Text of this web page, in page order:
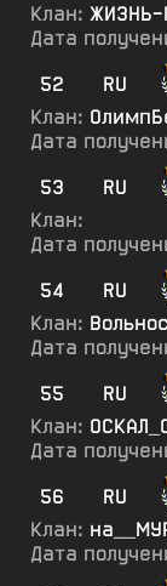
Клан: ЖИЗНЬ-
Дата
52
RU
Клан:
Дата
53
RU
Клан:
Дата
54
RU
Клан:
Дата
55
RU
Клан:
Дата
56
RU
Клан:
Дата